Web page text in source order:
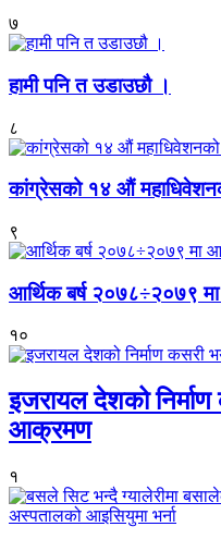
७
हामी पनि त उडाउछौ ।
८
कांग्रेसको १४ औं
९
आर्थिक बर्ष २०७८÷२०७९
१०
इजरायल देशको
आक्रमण
१